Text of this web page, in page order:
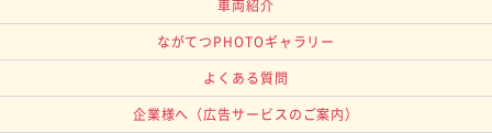
車両紹介
ながてつPHOTOギャラリー
よくある質問
企業様へ （広告サービスのご案内）